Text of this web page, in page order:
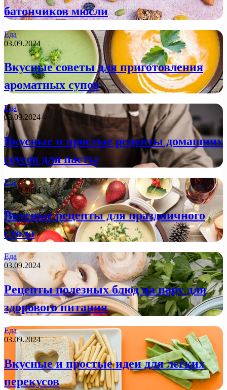
батончиков мюсли
Еда
03.09.2024
Вкусные советы для приготовления
ароматных супов
Еда
03.09.2024
Вкусные и простые рецепты домашних
соусов для пасты
Еда
03.09.2024
Вкусные рецепты для праздничного
стола
Еда
03.09.2024
Рецепты полезных блюд на пару для
здорового питания
Еда
03.09.2024
Вкусные и простые идеи для легких
перекусов